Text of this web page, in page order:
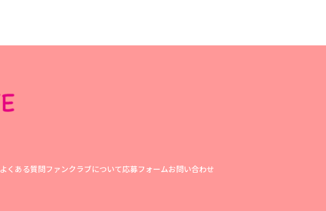
よくある質問ファンクラブについて応募フォームお問い合わせ